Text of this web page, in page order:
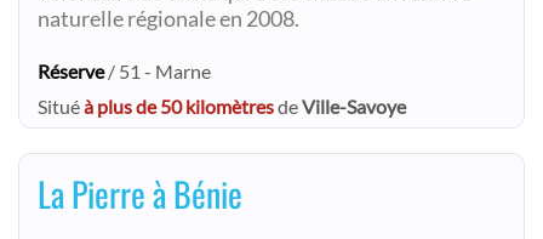
naturelle régionale en 2008.
Réserve/ 51 - Marne
Situéà plus de 50 kilomètresdeVille-Savoye
La Pierre à Bénie